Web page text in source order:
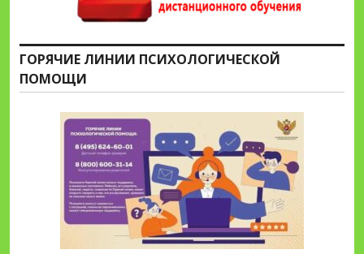
ГОРЯЧИЕ ЛИНИИ ПСИХОЛОГИЧЕСКОЙ
ПОМОЩИ